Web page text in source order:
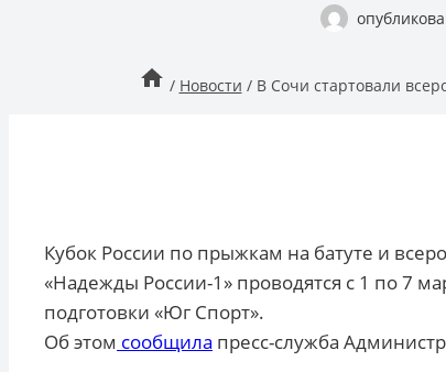
/ Новости / В Сочи стартовали
Кубок России по прыжкам на батуте и
«Надежды России-1» проводятся с 1 по 7
подготовки «Юг Спорт».
Об этом сообщила пресс-служба